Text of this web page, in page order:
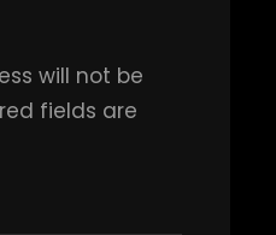
will not be
fields are